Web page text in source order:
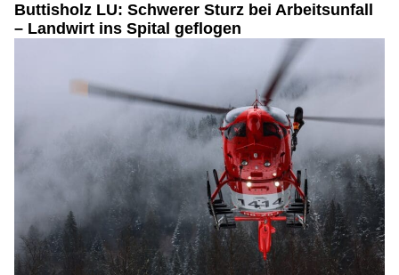
Buttisholz LU: Schwerer Sturz bei Arbeitsunfall
– Landwirt ins Spital geflogen